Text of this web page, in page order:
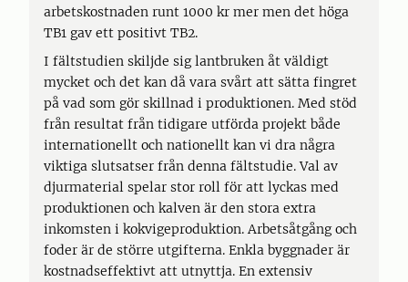
arbetskostnaden runt 1000 kr mer men det höga
TB1 gav ett positivt TB2.
I fältstudien skiljde sig lantbruken åt väldigt
mycket och det kan då vara svårt att sätta fingret
på vad som gör skillnad i produktionen. Med stöd
från resultat från tidigare utförda projekt både
internationellt och nationellt kan vi dra några
viktiga slutsatser från denna fältstudie. Val av
djurmaterial spelar stor roll för att lyckas med
produktionen och kalven är den stora extra
inkomsten i kokvigeproduktion. Arbetsåtgång och
foder är de större utgifterna. Enkla byggnader är
kostnadseffektivt att utnyttja. En extensiv